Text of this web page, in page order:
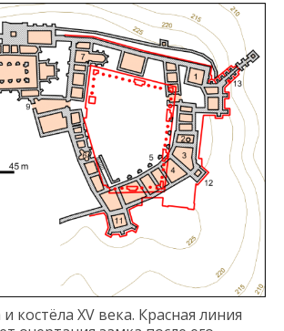
костёла XV века. Красная линия